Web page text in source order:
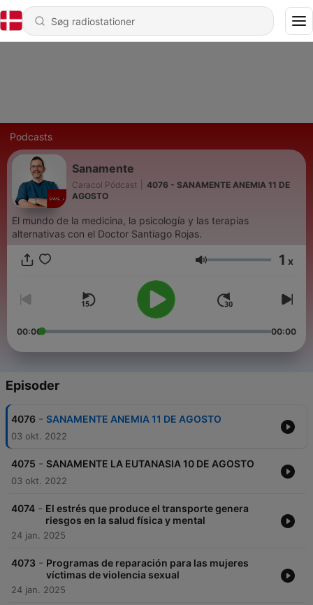
Podcasts
Sanamente
Caracol Pódcast
4076 - SANAMENTE ANEMIA 11 DE
AGOSTO
El mundo de la medicina, la psicología y las terapias
alternativas con el Doctor Santiago Rojas.
Lydstyrke 1 x
00:00 00:00
Episoder
4076 - SANAMENTE ANEMIA 11 DE AGOSTO
03 okt. 2022
4075 - SANAMENTE LA EUTANASIA 10 DE AGOSTO
03 okt. 2022
4074 - El estrés que produce el transporte genera
riesgos en la salud física y mental
24 jan. 2025
4073 - Programas de reparación para las mujeres
víctimas de violencia sexual
24 jan. 2025